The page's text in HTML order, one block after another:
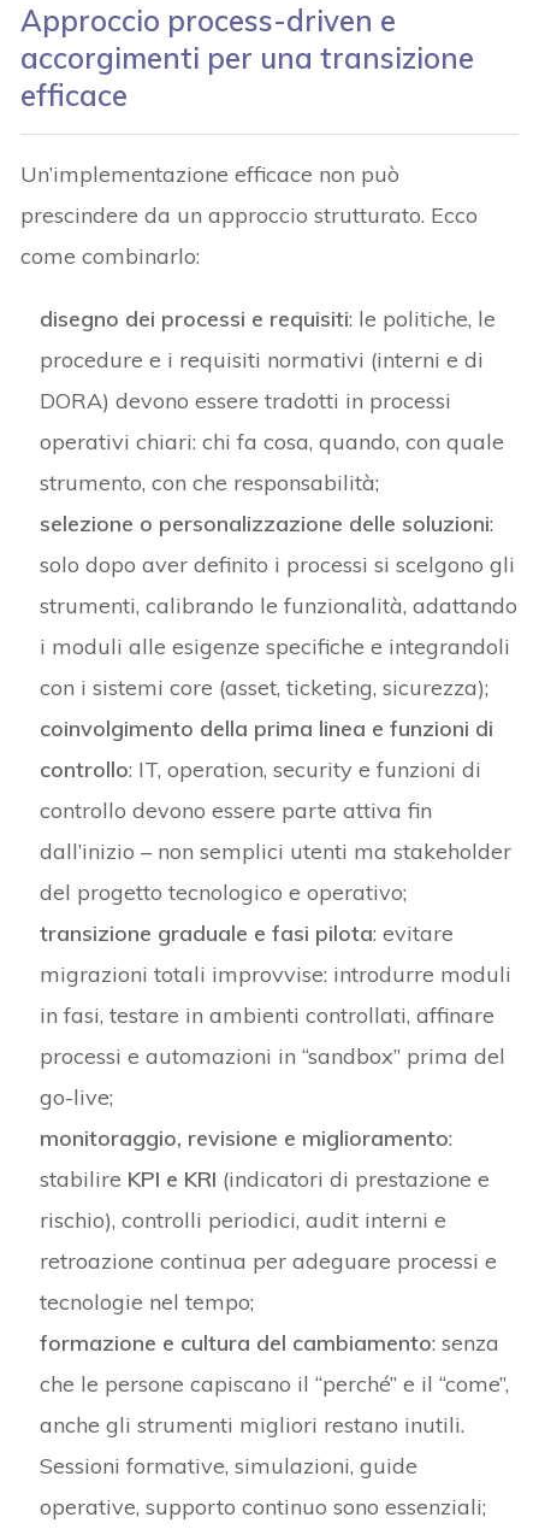
Approccio process-driven e
accorgimenti per una transizione
efficace
Un’implementazione efficace non può
prescindere da un approccio strutturato. Ecco
come combinarlo:
disegno dei processi e requisiti: le politiche, le
procedure e i requisiti normativi (interni e di
DORA) devono essere tradotti in processi
operativi chiari: chi fa cosa, quando, con quale
strumento, con che responsabilità;
selezione o personalizzazione delle soluzioni:
solo dopo aver definito i processi si scelgono gli
strumenti, calibrando le funzionalità, adattando
i moduli alle esigenze specifiche e integrandoli
con i sistemi core (asset, ticketing, sicurezza);
coinvolgimento della prima linea e funzioni di
controllo: IT, operation, security e funzioni di
controllo devono essere parte attiva fin
dall’inizio – non semplici utenti ma stakeholder
del progetto tecnologico e operativo;
transizione graduale e fasi pilota: evitare
migrazioni totali improvvise: introdurre moduli
in fasi, testare in ambienti controllati, affinare
processi e automazioni in “sandbox” prima del
go-live;
monitoraggio, revisione e miglioramento:
stabilire KPI e KRI (indicatori di prestazione e
rischio), controlli periodici, audit interni e
retroazione continua per adeguare processi e
tecnologie nel tempo;
formazione e cultura del cambiamento: senza
che le persone capiscano il “perché” e il “come”,
anche gli strumenti migliori restano inutili.
Sessioni formative, simulazioni, guide
operative, supporto continuo sono essenziali;